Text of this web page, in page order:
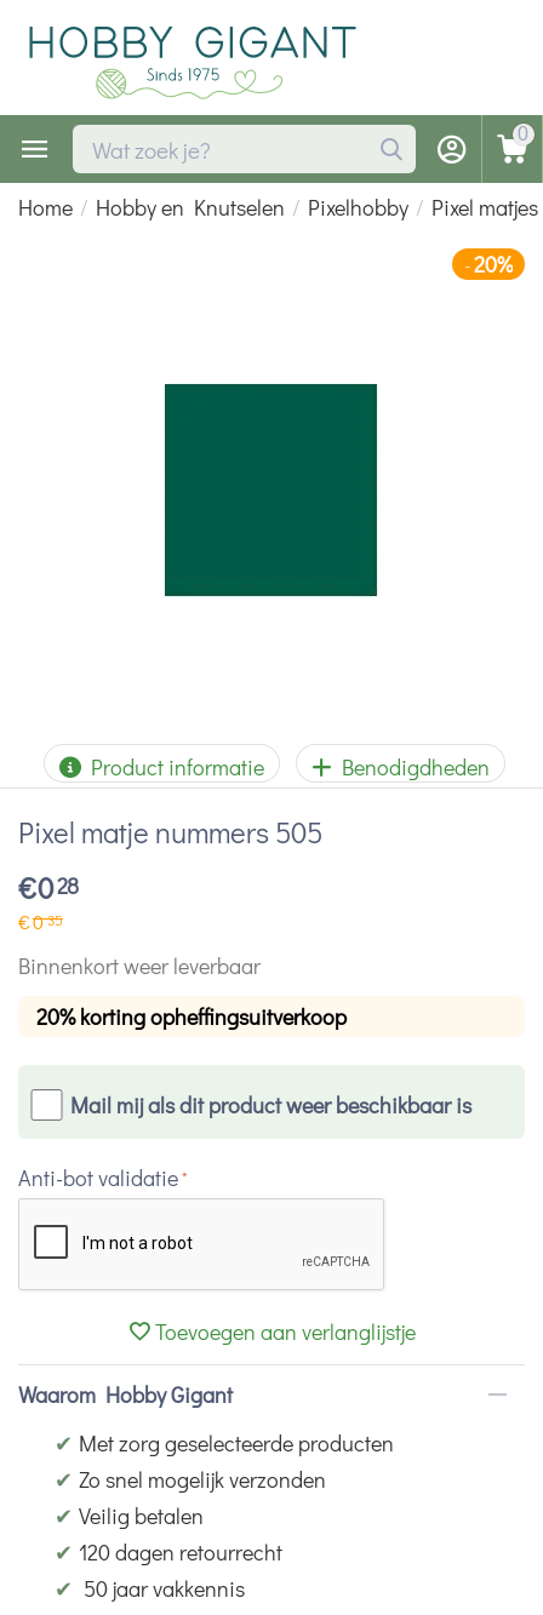
0
Home / Hobby en Knutselen / Pixelhobby / Pixel matjes
-20%
Product informatie Benodigdheden
Pixel matje nummers 505
€028
€035
Binnenkort weer leverbaar
20% korting opheffingsuitverkoop
Mail mij als dit product weer beschikbaar is
Anti-bot validatie
Toevoegen aan verlanglijstje
Waarom Hobby Gigant
✔ Met zorg geselecteerde producten
✔ Zo snel mogelijk verzonden
✔ Veilig betalen
✔ 120 dagen retourrecht
✔ 50 jaar vakkennis